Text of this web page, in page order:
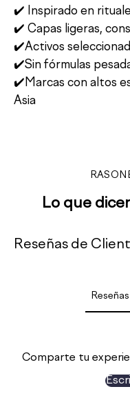
✔️ Inspirado en
✔️ Capas ligeras,
✔️Activos
✔️Sin fórmulas
✔️Marcas con altos
Asia
Lo que
Reseñas de
Comparte tu